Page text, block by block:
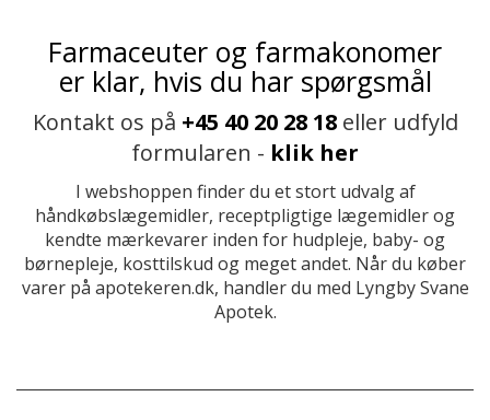
Farmaceuter og farmakonomer
er klar, hvis du har spørgsmål
Kontakt os på +45 40 20 28 18eller udfyld
formularen - klik her
I webshoppen finder du et stort udvalg af
håndkøbslægemidler, receptpligtige lægemidler og
kendte mærkevarer inden for hudpleje, baby- og
børnepleje, kosttilskud og meget andet. Når du køber
varer på apotekeren.dk, handler du med Lyngby Svane
Apotek.